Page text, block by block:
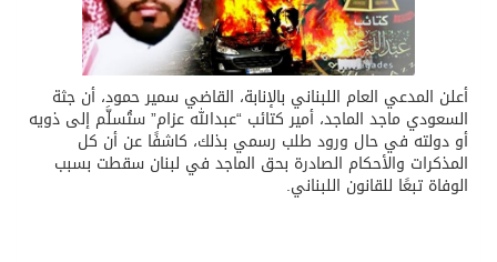
أعلن المدعي العام اللبناني بالإنابة، القاضي سمير حمود، أن جثة
السعودي ماجد الماجد، أمير كتائب “عبدالله عزام” ستُسلَّم إلى ذويه
أو دولته في حال ورود طلب رسمي بذلك، كاشفًا عن أن كل
المذكرات والأحكام الصادرة بحق الماجد في لبنان سقطت بسبب
الوفاة تبعًا للقانون اللبناني.